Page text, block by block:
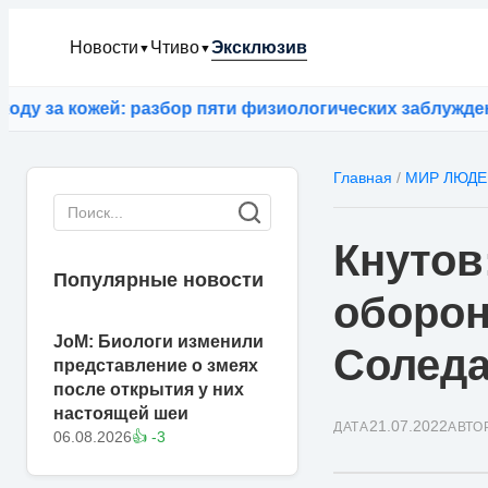
Новости ▼ Чтиво▼Эксклюзив
кожей: разбор пяти физиологических заблуждений⚡
Популярные новости
JoM: Биологи изменили
представление о змеях
после открытия у них
настоящей шеи
06.08.2026👍 -3
Главная / МИР
ДАТА21.07.2022